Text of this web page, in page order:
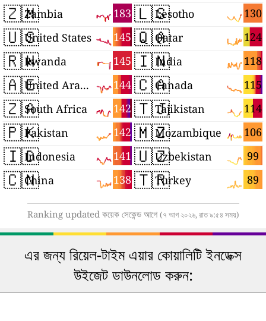
🇿🇲 183
Zambia
🇺🇸 145
United States
🇷🇼 145
Rwanda
🇦🇪 144
United Arab Emirates
🇿🇦 142
South Africa
🇵🇰 142
Pakistan
🇮🇩 141
Indonesia
🇨🇳 138
China
🇱🇸 130
Lesotho
🇶🇦 124
Qatar
🇮🇳 118
India
🇨🇦 115
Canada
🇹🇯 114
Tajikistan
🇲🇿 106
Mozambique
🇺🇿 99
Uzbekistan
🇹🇷 89
Turkey
Ranking updated কয়েক সেকেন্ড আগে (৭ আগ ২০২৬, রাত ৯:৫৪ সময়)
এর জন্য রিয়েল-টাইম এয়ার কোয়ালিটি ইনডেক্স
উইজেট ডাউনলোড করুন: